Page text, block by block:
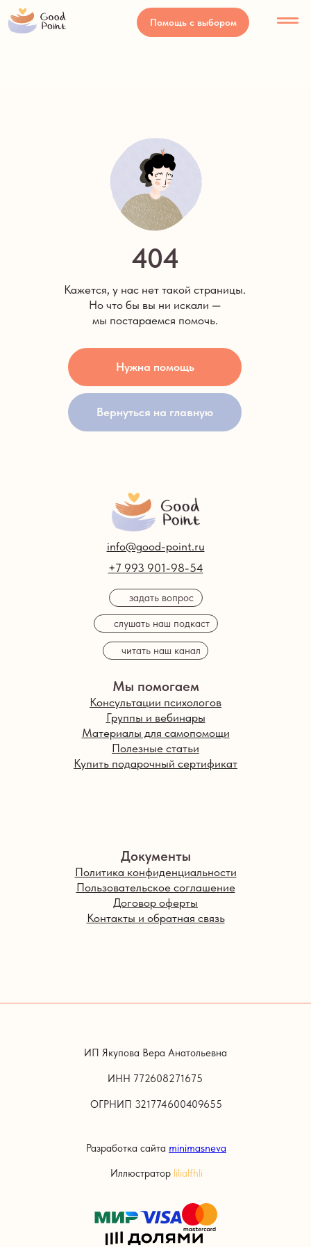
Психологи
Записаться
на консультацию
Помощь с выбором
Нужна помощь
Кажется, у нас нет такой страницы.
Но что бы вы ни искали —
мы постараемся помочь.
404
Вернуться на главную
info@good-point.ru
Разработка сайта minimasneva
ИП Якупова Вера Анатольевна
Иллюстратор lilialfhli
ИНН 772608271675
ОГРНИП 321774600409655
+7 993 901-98-54
Мы помогаем
Консультации психологов
Группы и вебинары
Материалы для самопомощи
Полезные статьи
Купить подарочный сертификат
Документы
Политика конфиденциальности
Пользовательское соглашение
Договор оферты
Контакты и обратная связь
задать вопрос
слушать наш подкаст
читать наш канал